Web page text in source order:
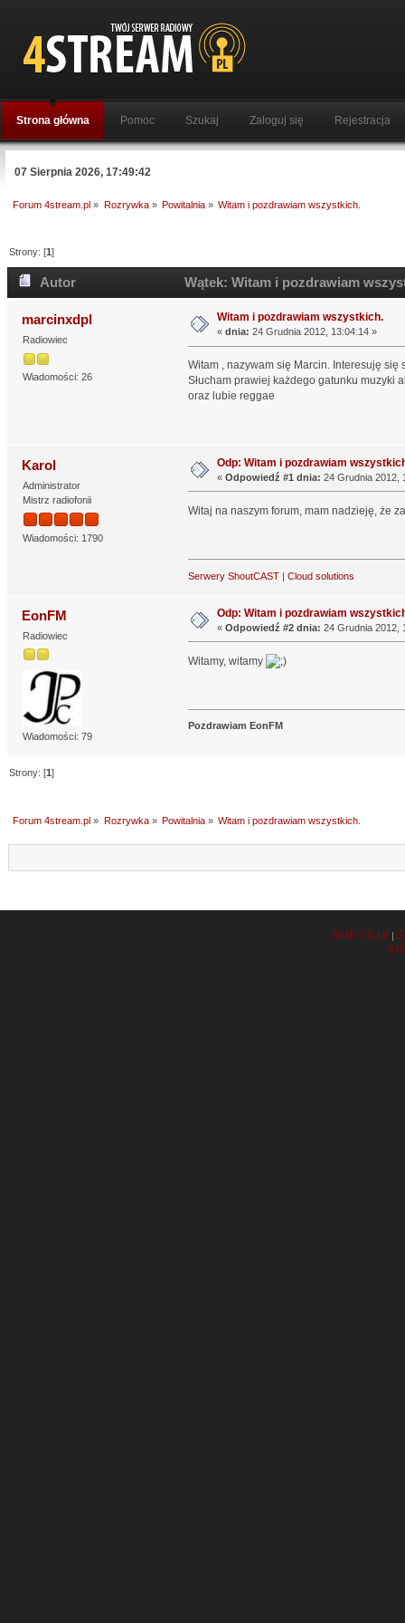
Strona główna Pomoc Szukaj Zaloguj się Rejestracja
07 Sierpnia 2026, 17:49:42
Forum 4stream.pl » Rozrywka» Powitalnia» Witam i pozdrawiam wszystkich.
Strony: [1]
Autor Wątek: Witam i pozdrawiam
marcinxdpl
Radiowiec
Wiadomości: 26
Witam i pozdrawiam wszystkich.
« dnia: 24 Grudnia 2012, 13:04:14 »
Witam , nazywam się Marcin. Interesuję
Słucham prawiej każdego gatunku muzyki
oraz lubie reggae
Karol
Administrator
Mistrz radiofonii
Wiadomości: 1790
Odp: Witam i pozdrawiam
« Odpowiedź #1 dnia: 24 Grudnia 2012,
Witaj na naszym forum, mam nadzieję, że
Serwery ShoutCAST| Cloud solutions
EonFM
Radiowiec
Wiadomości: 79
Odp: Witam i pozdrawiam
« Odpowiedź #2 dnia: 24 Grudnia 2012,
Witamy, witamy
Pozdrawiam EonFM
Strony: [1]
Forum 4stream.pl » Rozrywka» Powitalnia» Witam i pozdrawiam wszystkich.
SMF 2.0.19